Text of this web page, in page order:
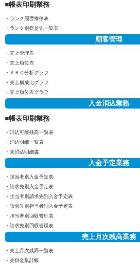
帳表印刷業務
ランク履歴推移表
ランク別得意先一覧表
顧客管理
売上管理表
売上順位表
ＡＢＣ分析グラフ
売上構成比グラフ
売上順位表グラフ
入金消込業務
帳表印刷業務
消込可能残高一覧表
消込明細一覧表
未消込明細書
入金予定業務
担当者別入金予定表
請求先別入金予定表
担当者別請求先別入金予定表
請求先別担当者別入金予定表
担当者別回収管理表
請求先別回収管理表
売上月次残高業務
売上月次残高一覧表
売掛金集計帳